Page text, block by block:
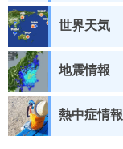
世界天気
地震情報
熱中症情報